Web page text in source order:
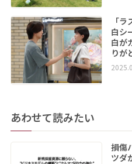
「
白シ
白が
りが
あわせて読みたい
損傷
ツダ